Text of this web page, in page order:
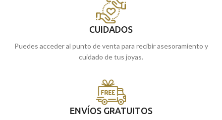
CUIDADOS
Puedes acceder al punto de venta para recibir asesoramiento y
cuidado de tus joyas.
ENVÍOS GRATUITOS